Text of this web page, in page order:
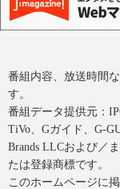
番組内容、放送時間
す。
番組データ提供元：
TiVo、Gガイド、G-
Brands LLCおよび／
たは登録商標です。
このホームページに